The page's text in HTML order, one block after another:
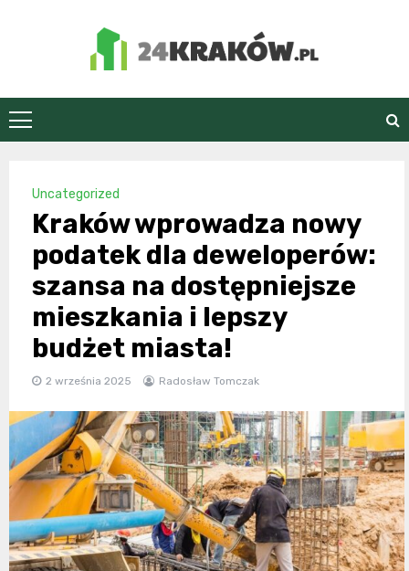
24Kraków.pl
Uncategorized
Kraków wprowadza nowy
podatek dla deweloperów:
szansa na dostępniejsze
mieszkania i lepszy
budżet miasta!
2 września 2025 Radosław Tomczak